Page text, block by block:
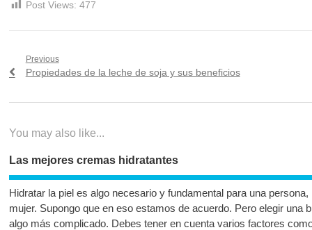
Post Views: 477
Navegación
Previous
Previous
Propiedades de la leche de soja y sus beneficios
You may also like...
Las mejores cremas hidratantes
Hidratar la piel es algo necesario y fundamental para una
mujer. Supongo que en eso estamos de acuerdo. Pero elegir una
algo más complicado. Debes tener en cuenta varios factores